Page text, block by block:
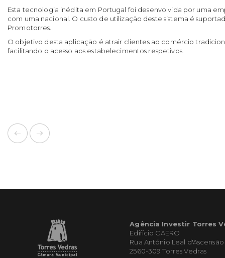
Esta tecnologia inédita em Portugal foi desenvolvida por uma
com uma nacional. O custo de utilização deste sistema é
Promotorres.
O objetivo desta aplicação é atrair clientes ao comércio
facilitando o acesso aos estabelecimentos respetivos.
Agência Investir Torres
Edifício CAERO
Rua António Leal d'Ascensão
2560-309 Torres Vedras